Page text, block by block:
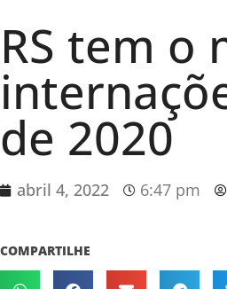
RS tem o
de 2020
abril 4, 2022 6:47 pm
COMPARTILHE